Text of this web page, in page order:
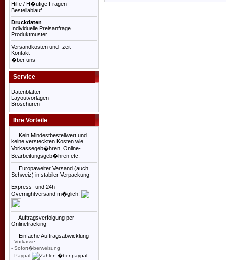
Hilfe / H�ufige Fragen
Bestellablauf
Druckdaten
Individuelle Preisanfrage
Produktmuster
Versandkosten und -zeit
Kontakt
�ber uns
Service
Datenblätter
Layoutvorlagen
Broschüren
Ihre Vorteile
Kein Mindestbestellwert und
keine versteckten Kosten wie
Vorkassegeb�hren, Online-
Bearbeitungsgeb�hren etc.
Europaweiter Versand (auch
Schweiz) in stabiler Verpackung
Express- und 24h
Overnightversand m�glich!
Auftragsverfolgung per
Onlinetracking
Einfache Auftragsabwicklung
- Vorkasse
- Sofort�berweisung
- Paypal